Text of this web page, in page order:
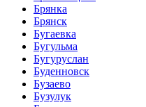
Брянка
Брянск
Бугаевка
Бугульма
Бугуруслан
Буденновск
Бузаево
Бузулук